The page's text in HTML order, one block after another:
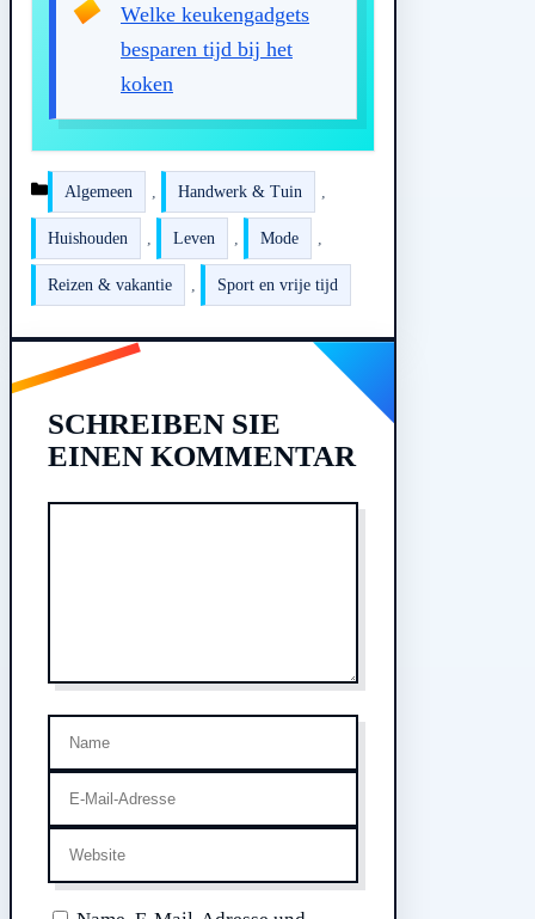
Welke keukengadgets
besparen tijd bij het
koken
Kategorien
Algemeen , Handwerk & Tuin ,
Huishouden , Leven , Mode ,
Reizen & vakantie , Sport en vrije tijd
SCHREIBEN SIE
EINEN KOMMENTAR
Mail-
Adresse